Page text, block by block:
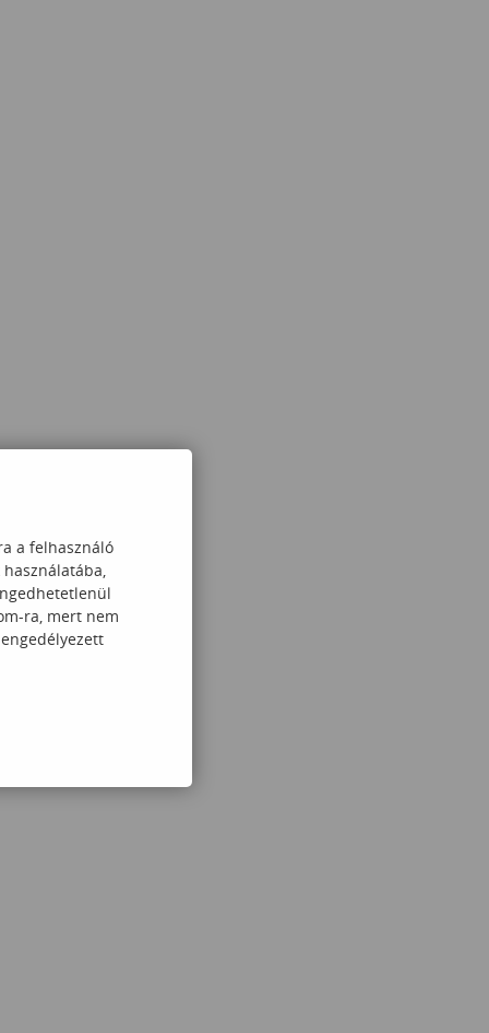
a felhasználó
ra, mert nem